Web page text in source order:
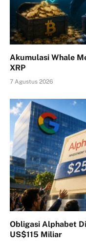
Akumulasi Whale
XRP
7 Agustus 2026
Obligasi Alphabet
US$115 Miliar